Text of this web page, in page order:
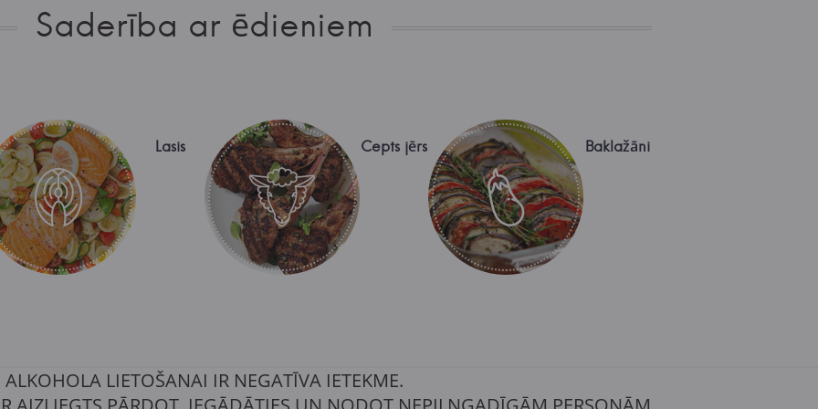
Saderība ar ēdieniem
Lasis Cepts jērs Baklažāni
ALKOHOLA LIETOŠANAI IR NEGATĪVA IETEKME.